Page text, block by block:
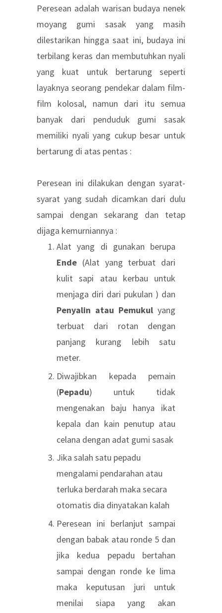
Peresean adalah warisan budaya nenek
moyang gumi sasak yang masih
dilestarikan hingga saat ini, budaya ini
terbilang keras dan membutuhkan nyali
yang kuat untuk bertarung seperti
layaknya seorang pendekar dalam film-
film kolosal, namun dari itu semua
banyak dari penduduk gumi sasak
memiliki nyali yang cukup besar untuk
bertarung di atas pentas :
Peresean ini dilakukan dengan syarat-
syarat yang sudah dicamkan dari dulu
sampai dengan sekarang dan tetap
dijaga kemurniannya :
Alat yang di gunakan berupa
Ende (Alat yang terbuat dari
kulit sapi atau kerbau untuk
menjaga diri dari pukulan ) dan
Penyalin atau Pemukul yang
terbuat dari rotan dengan
panjang kurang lebih satu
meter.
Diwajibkan kepada pemain
(Pepadu) untuk tidak
mengenakan baju hanya ikat
kepala dan kain penutup atau
celana dengan adat gumi sasak
Jika salah satu pepadu
mengalami pendarahan atau
terluka berdarah maka secara
otomatis dia dinyatakan kalah
Peresean ini berlanjut sampai
dengan babak atau ronde 5 dan
jika kedua pepadu bertahan
sampai dengan ronde ke lima
maka keputusan juri untuk
menilai siapa yang akan